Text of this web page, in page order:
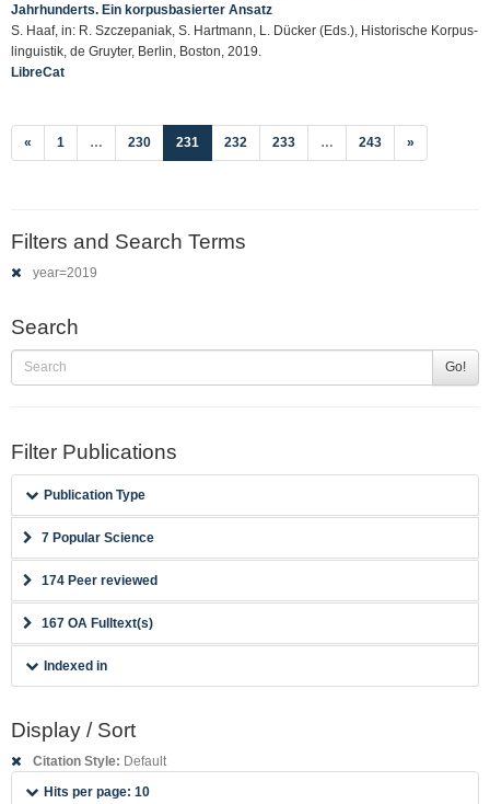
Jahrhunderts. Ein korpusbasierter Ansatz
S. Haaf, in: R. Szczepaniak, S. Hartmann, L. Dücker (Eds.), Historische Korpus­
linguistik, de Gruyter, Berlin, Boston, 2019.
LibreCat
« 1 … 230 231 (current)
232 233 … 243 »
Filters and Search Terms
year=2019
Search
Go!
Filter Publications
Publication Type
7 Popular Science
174 Peer reviewed
167 OA Fulltext(s)
Indexed in
Display / Sort
Citation Style: Default
Hits per page: 10